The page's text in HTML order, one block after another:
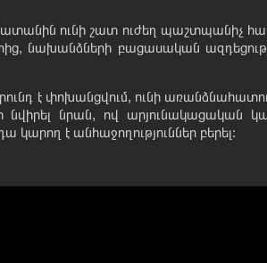
ունի շատ ուժեղ պաշտպանիչ
նախանձների բացասական
է փոխանցվում, ունի
նվիրել նրան, ով արյունակացական
կարող է անհաջողություններ բերել: